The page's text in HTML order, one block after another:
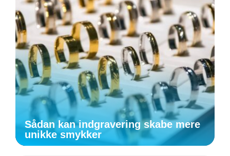
Sådan kan indgravering skabe mere
unikke smykker